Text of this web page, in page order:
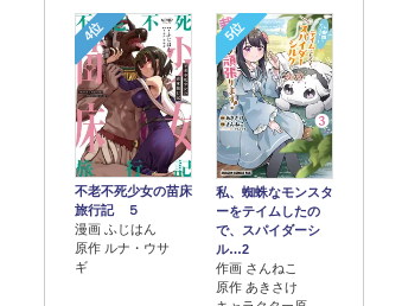
4位
不老不死少女の苗床
旅行記 ５
漫画 ふじはん
原作 ルナ・ウサ
ギ
5位
私、蜘蛛なモンスタ
ーをテイムしたの
で、スパイダーシ
ル…2
作画 さんねこ
原作 あきさけ